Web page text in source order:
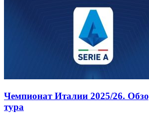
Чемпионат Италии 2025/26.
тура